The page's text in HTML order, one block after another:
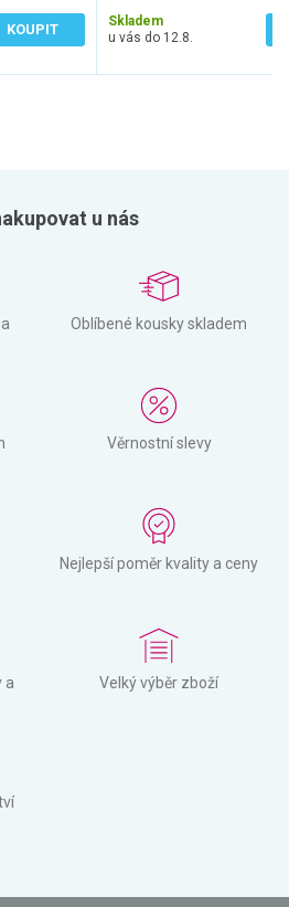
KOUPIT
Skladem
u vás do 12.8.
u nás
Oblíbené kousky skladem
Věrnostní slevy
Nejlepší poměr kvality a ceny
a
Velký výběr zboží